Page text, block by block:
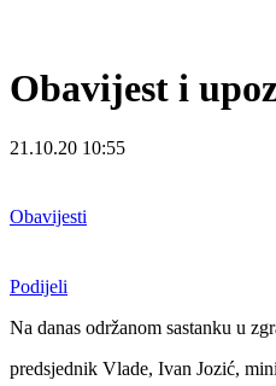
Obavijest i
21.10.20 10:55
Obavijesti
Podijeli
Na danas održanom sastanku u
predsjednik Vlade, Ivan Jozić,